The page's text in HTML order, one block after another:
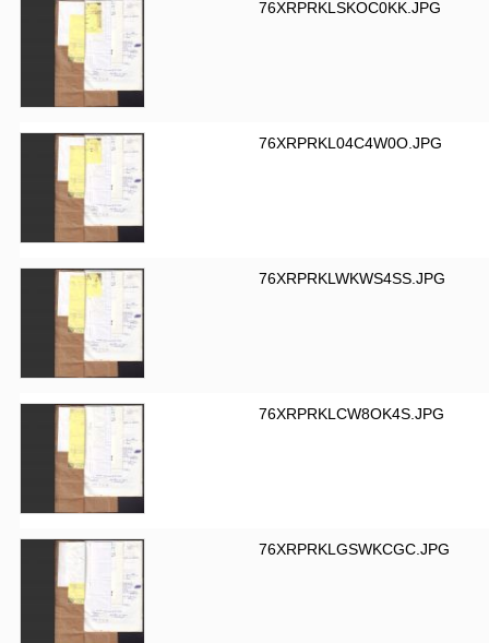
76XRPRKLSKOC0KK.JPG
76XRPRKL04C4W0O.JPG
76XRPRKLWKWS4SS.JPG
76XRPRKLCW8OK4S.JPG
76XRPRKLGSWKCGC.JPG